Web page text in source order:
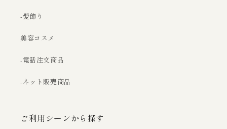
-髪飾り
美容コスメ
-電話注文商品
-ネット販売商品
ご利用シーンから探す